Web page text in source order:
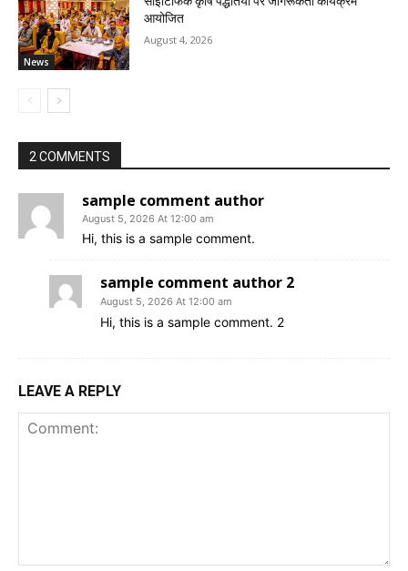
News
आयोजित
August 4, 2026
2 COMMENTS
sample comment author
August 5, 2026 At 12:00 am
Hi, this is a sample comment.
sample comment author 2
August 5, 2026 At 12:00 am
Hi, this is a sample comment. 2
LEAVE A REPLY